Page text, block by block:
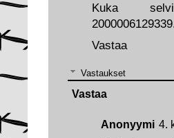
Kuka
Vastaa
Vastaukset
Anonyymi 4.
Vastaa